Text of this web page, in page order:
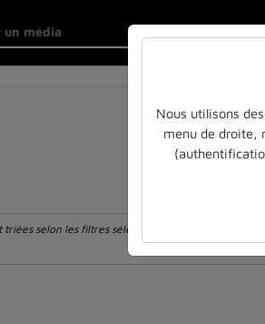
selon les filtres sélectionnés ci-dessous.
Nous utilisons
menu de droite,